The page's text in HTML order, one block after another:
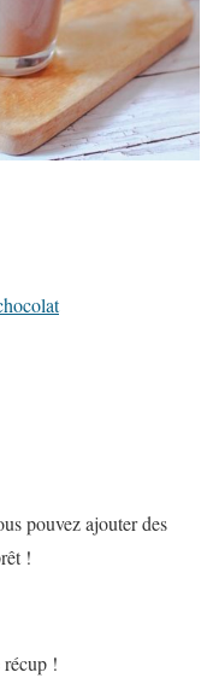
pouvez ajouter des
!
!